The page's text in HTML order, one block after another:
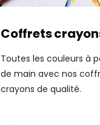
Coffrets
Toutes les couleurs à
de main avec nos
crayons de qualité.